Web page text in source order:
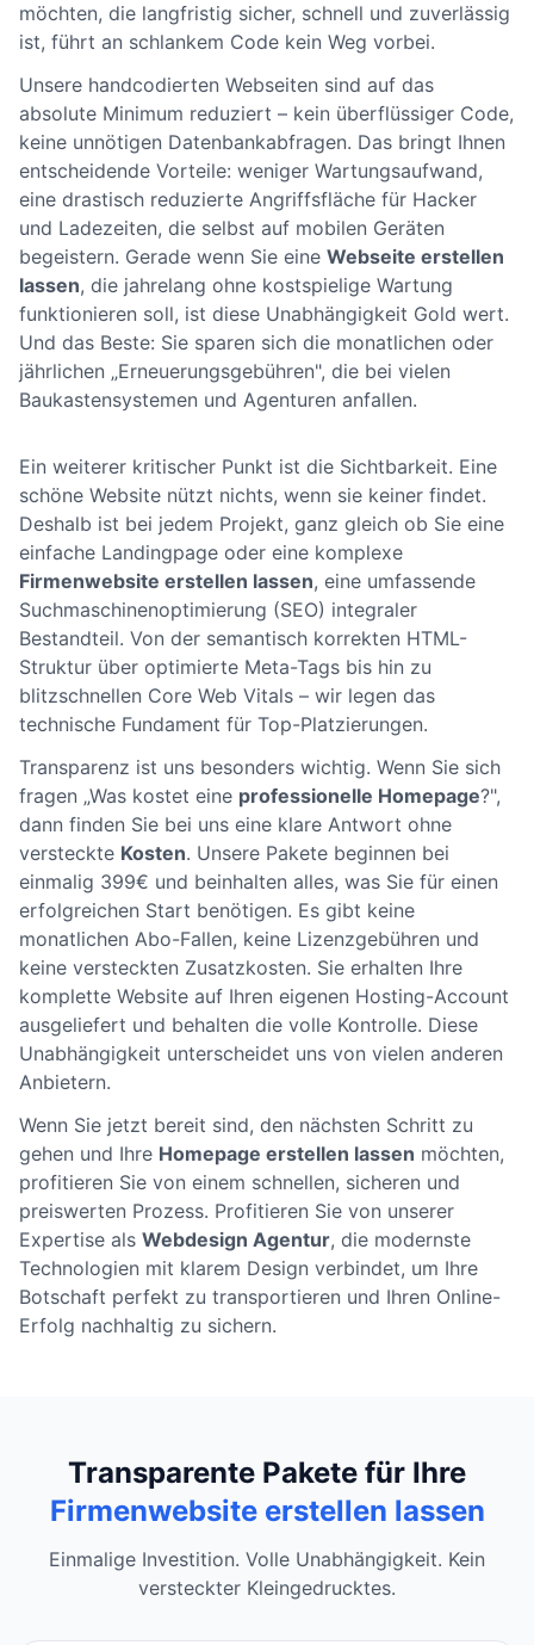
möchten, die langfristig sicher, schnell und zuverlässig
ist, führt an schlankem Code kein Weg vorbei.
Unsere handcodierten Webseiten sind auf das
absolute Minimum reduziert – kein überflüssiger Code,
keine unnötigen Datenbankabfragen. Das bringt Ihnen
entscheidende Vorteile: weniger Wartungsaufwand,
eine drastisch reduzierte Angriffsfläche für Hacker
und Ladezeiten, die selbst auf mobilen Geräten
begeistern. Gerade wenn Sie eine Webseite erstellen
lassen, die jahrelang ohne kostspielige Wartung
funktionieren soll, ist diese Unabhängigkeit Gold wert.
Und das Beste: Sie sparen sich die monatlichen oder
jährlichen „Erneuerungsgebühren", die bei vielen
Baukastensystemen und Agenturen anfallen.
Ein weiterer kritischer Punkt ist die Sichtbarkeit. Eine
schöne Website nützt nichts, wenn sie keiner findet.
Deshalb ist bei jedem Projekt, ganz gleich ob Sie eine
einfache Landingpage oder eine komplexe
Firmenwebsite erstellen lassen, eine umfassende
Suchmaschinenoptimierung (SEO) integraler
Bestandteil. Von der semantisch korrekten HTML-
Struktur über optimierte Meta-Tags bis hin zu
blitzschnellen Core Web Vitals – wir legen das
technische Fundament für Top-Platzierungen.
Transparenz ist uns besonders wichtig. Wenn Sie sich
fragen „Was kostet eine professionelle Homepage?",
dann finden Sie bei uns eine klare Antwort ohne
versteckte Kosten. Unsere Pakete beginnen bei
einmalig 399€ und beinhalten alles, was Sie für einen
erfolgreichen Start benötigen. Es gibt keine
monatlichen Abo-Fallen, keine Lizenzgebühren und
keine versteckten Zusatzkosten. Sie erhalten Ihre
komplette Website auf Ihren eigenen Hosting-Account
ausgeliefert und behalten die volle Kontrolle. Diese
Unabhängigkeit unterscheidet uns von vielen anderen
Anbietern.
Wenn Sie jetzt bereit sind, den nächsten Schritt zu
gehen und Ihre Homepage erstellen lassen möchten,
profitieren Sie von einem schnellen, sicheren und
preiswerten Prozess. Profitieren Sie von unserer
Expertise als Webdesign Agentur, die modernste
Technologien mit klarem Design verbindet, um Ihre
Botschaft perfekt zu transportieren und Ihren Online-
Erfolg nachhaltig zu sichern.
Transparente Pakete für Ihre
Firmenwebsite erstellen lassen
Einmalige Investition. Volle Unabhängigkeit. Kein
versteckter Kleingedrucktes.